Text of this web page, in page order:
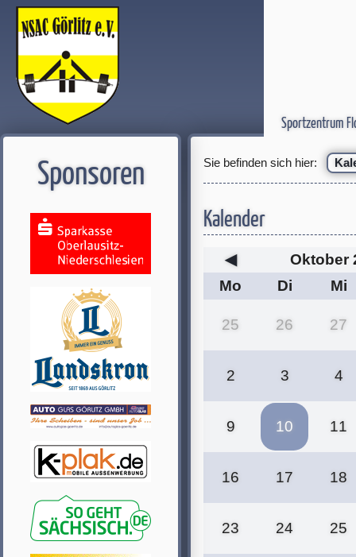
Sportzentrum
Sie befinden sich hier:
Kalender
◀
Oktober
Mo
Di Mi
25 26 27
2 3 4
9 10 11
16 17 18
23 24 25
Sponsoren